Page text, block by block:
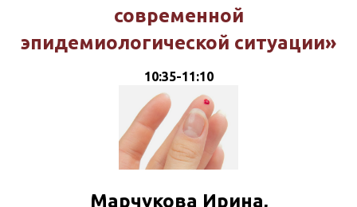
современной
эпидемиологической ситуации»
10:35-11:10
Марчукова Ирина,